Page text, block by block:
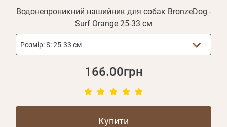
Водонепроникний нашийник для собак BronzeDog -
Surf Orange 25-33 см
Розмір:S: 25-33 см
166.00грн
Купити